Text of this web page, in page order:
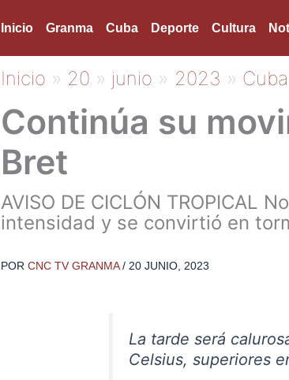
Inicio Granma Cuba Deporte Cultura
Inicio 20 junio 2023 Cuba
Continúa su
Bret
AVISO DE CICLÓN TROPICAL
intensidad y se convirtió en
POR CNC TV GRANMA/ 20 JUNIO, 2023
La tarde será
Celsius, superiores